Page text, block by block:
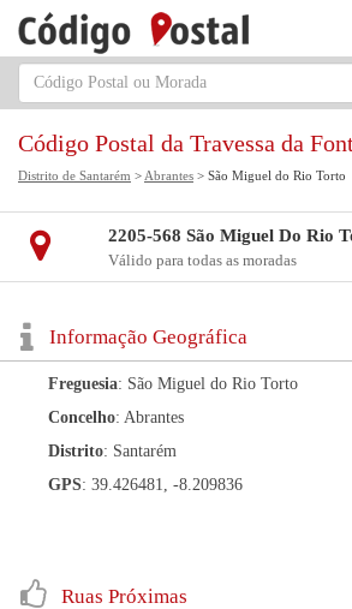
Código Postal da Travessa da
Distrito de Santarém > Abrantes > São Miguel do Rio Torto
2205-568 São Miguel Do Rio
Válido para todas as moradas
Informação Geográfica
Freguesia: São Miguel do Rio Torto
Concelho: Abrantes
Distrito: Santarém
GPS: 39.426481, -8.209836
Ruas Próximas